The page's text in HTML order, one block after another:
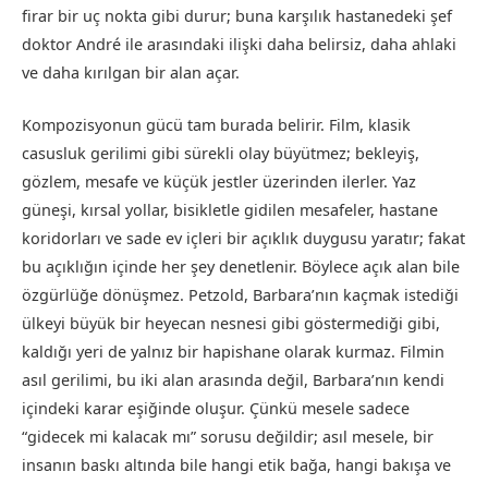
firar bir uç nokta gibi durur; buna karşılık hastanedeki şef
doktor André ile arasındaki ilişki daha belirsiz, daha ahlaki
ve daha kırılgan bir alan açar.
Kompozisyonun gücü tam burada belirir. Film, klasik
casusluk gerilimi gibi sürekli olay büyütmez; bekleyiş,
gözlem, mesafe ve küçük jestler üzerinden ilerler. Yaz
güneşi, kırsal yollar, bisikletle gidilen mesafeler, hastane
koridorları ve sade ev içleri bir açıklık duygusu yaratır; fakat
bu açıklığın içinde her şey denetlenir. Böylece açık alan bile
özgürlüğe dönüşmez. Petzold, Barbara’nın kaçmak istediği
ülkeyi büyük bir heyecan nesnesi gibi göstermediği gibi,
kaldığı yeri de yalnız bir hapishane olarak kurmaz. Filmin
asıl gerilimi, bu iki alan arasında değil, Barbara’nın kendi
içindeki karar eşiğinde oluşur. Çünkü mesele sadece
“gidecek mi kalacak mı” sorusu değildir; asıl mesele, bir
insanın baskı altında bile hangi etik bağa, hangi bakışa ve